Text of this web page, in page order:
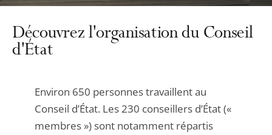
Découvrez l'organisation du Conseil
d'État
Environ 650 personnes travaillent au
Conseil d’État. Les 230 conseillers d’État («
membres ») sont notamment répartis